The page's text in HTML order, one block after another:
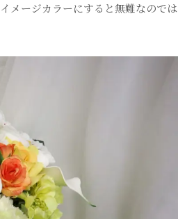
メージカラーにすると無難なのでは